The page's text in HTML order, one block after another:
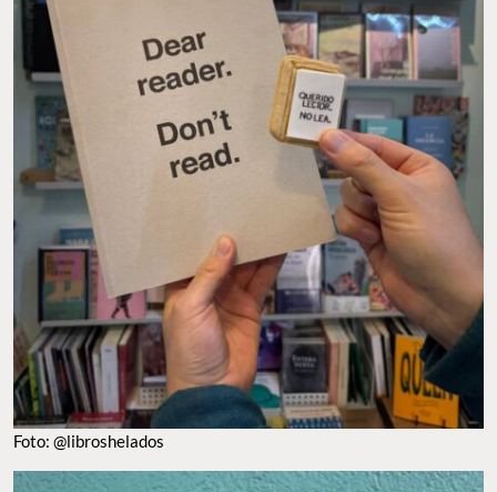
FOTO: @LIBROSHELADOS